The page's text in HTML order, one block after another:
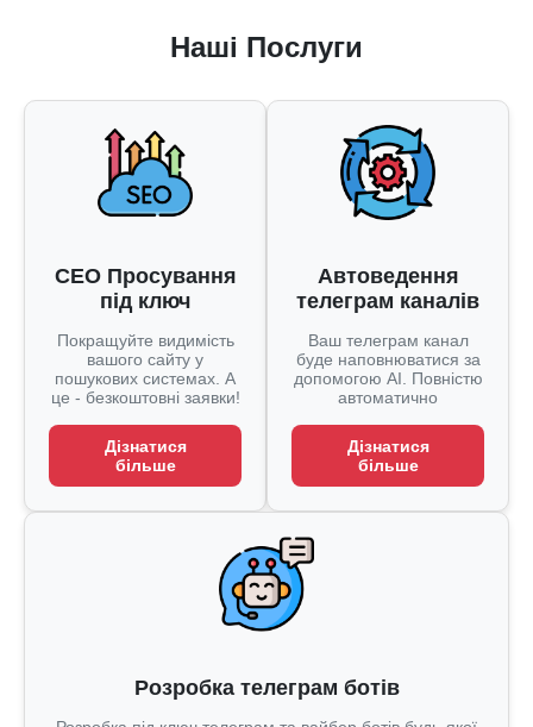
Наші Послуги
СЕО Просування
під ключ
Покращуйте видимість
вашого сайту у
пошукових системах. А
це - безкоштовні заявки!
Дізнатися
більше
Автоведення
телеграм каналів
Ваш телеграм канал
буде наповнюватися за
допомогою AI. Повністю
автоматично
Дізнатися
більше
Розробка телеграм ботів